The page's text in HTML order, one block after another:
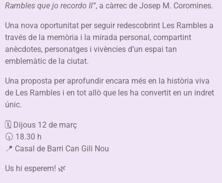
Rambles que jo recordo II”, a càrrec de Josep M. Coromines.
Una nova oportunitat per seguir redescobrint Les Rambles a
través de la memòria i la mirada personal, compartint
anècdotes, personatges i vivències d’un espai tan
emblemàtic de la ciutat.
Una proposta per aprofundir encara més en la història viva
de Les Rambles i en tot allò que les ha convertit en un indret
únic.
🗓 Dijous 12 de març
🕡 18.30 h
📍 Casal de Barri Can Gili Nou
Us hi esperem! 🌿